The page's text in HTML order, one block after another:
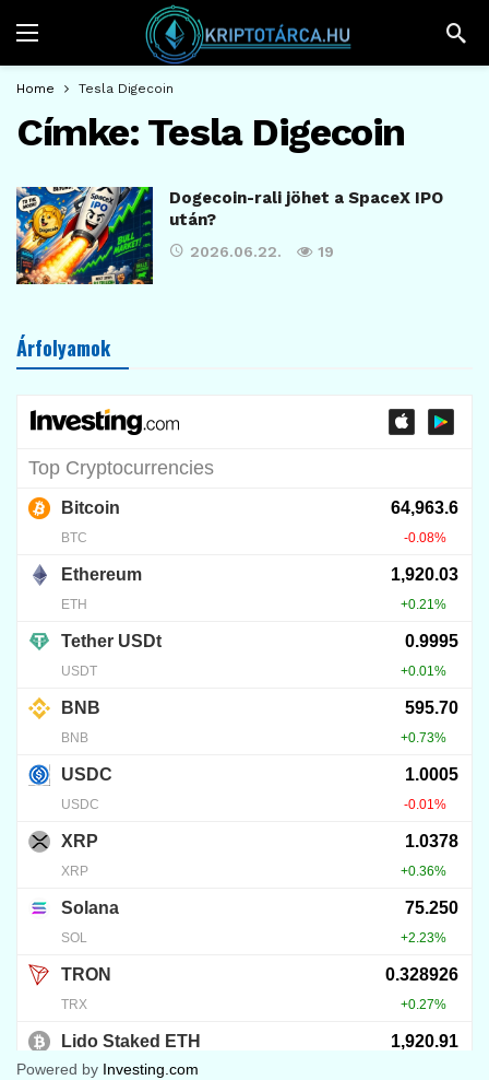
Home Tesla Digecoin
Címke: Tesla Digecoin
Dogecoin-rali jöhet a SpaceX IPO
után?
2026.06.22. 19
Árfolyamok
Powered by Investing.com